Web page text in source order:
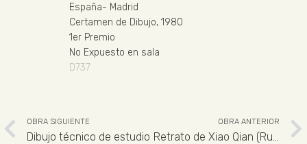
España- Madrid
Certamen de Dibujo, 1980
1er Premio
No Expuesto en sala
D737
OBRA SIGUIENTE
Dibujo técnico de estudio
OBRA ANTERIOR